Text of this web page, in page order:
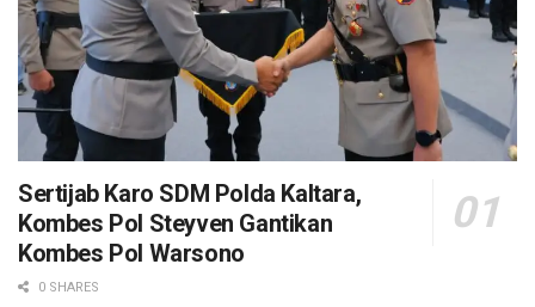
Sertijab Karo SDM Polda Kaltara,
Kombes Pol Steyven Gantikan
Kombes Pol Warsono
0 SHARES